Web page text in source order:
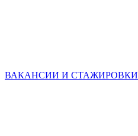
ВАКАНСИИ И СТАЖИРОВКИ